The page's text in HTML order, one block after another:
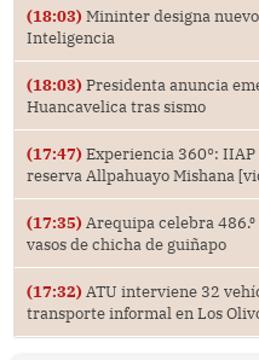
(18:03) Mininter designa
Inteligencia
(18:03) Presidenta anuncia
Huancavelica tras sismo
(17:47) Experiencia 360°:
reserva Allpahuayo Mishana
(17:35) Arequipa celebra
vasos de chicha de guiñapo
(17:32) ATU interviene 32
transporte informal en Los